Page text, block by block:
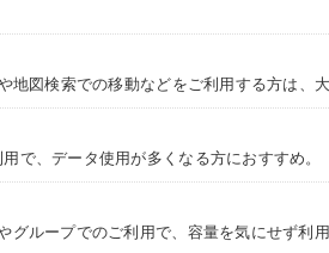
地図検索での移動などをご利用する方は、
で、データ使用が多くなる方におすすめ。
グループでのご利用で、容量を気にせず利